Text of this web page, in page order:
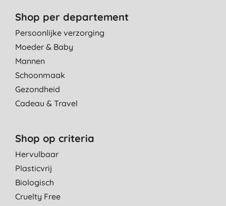
Shop per departement
Persoonlijke verzorging
Moeder & Baby
Mannen
Schoonmaak
Gezondheid
Cadeau & Travel
Shop op criteria
Hervulbaar
Plasticvrij
Biologisch
Cruelty Free